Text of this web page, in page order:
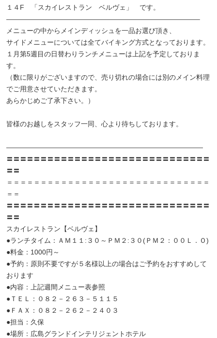
１４F 「スカイレストラン ベルヴェ」 です。
————————————————————————————–
メニューの中からメインディッシュを一品お選び頂き、
サイドメニューについては全てバイキング方式となっております。
１月第5週目の日替わりランチメニューは上記を予定しておりま
す。
（数に限りがございますので、売り切れの場合には別のメイン料理
でご用意させていただきます。
あらかじめご了承下さい。）
皆様のお越しをスタッフ一同、心より待ちしております。
—————————————————————————————
〓〓〓〓〓〓〓〓〓〓〓〓〓〓〓〓〓〓〓〓〓〓〓〓〓〓〓〓〓〓
〓〓
＝＝＝＝＝＝＝＝＝＝＝＝＝＝＝＝＝＝＝＝＝＝＝＝＝＝＝＝＝＝
＝＝
〓〓〓〓〓〓〓〓〓〓〓〓〓〓〓〓〓〓〓〓〓〓〓〓〓〓〓〓〓〓
〓〓
スカイレストラン【ベルヴェ】
●ランチタイム：ＡＭ１１:３０～ＰＭ２:３０(ＰＭ２：００Ｌ．Ｏ)
●料金：1000円～
●予約：原則不要ですが５名様以上の場合はご予約をおすすめして
おります
●内容：上記週間メニュー表参照
●ＴＥＬ：０８２－２６３－５１１５
●ＦＡＸ：０８２－２６２－２４０３
●担当：久保
●場所：広島グランドインテリジェントホテル